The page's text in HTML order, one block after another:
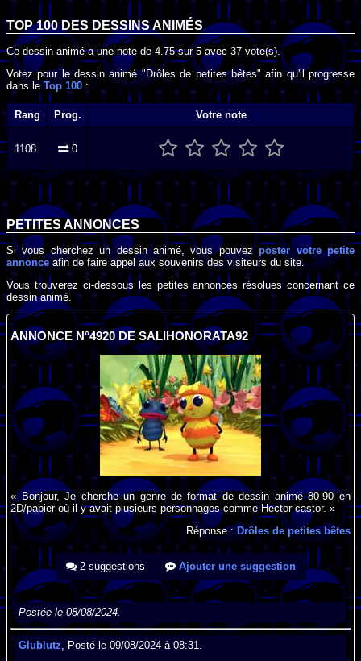
TOP 100 DESDESSINS ANIMÉS
Ce dessin animé a une note de4.75sur5 avec 37vote(s).
Votez pour le dessin animé "Drôles de petites bêtes" afin qu'il progresse
dans leTop 100 :
Rang Prog. Votre note
1108. 0
PETITES ANNONCES
Si vous cherchez un dessin animé, vous pouvezposter votre petite
annonceafin de faire appel aux souvenirs des visiteurs du site.
Vous trouverez ci-dessous les petites annonces résolues concernant ce
dessin animé.
ANNONCE N°4920 DE SALIHONORATA92
« Bonjour, Je cherche un genre de format de dessin animé 80-90 en
2D/papier où il y avait plusieurs personnages comme Hector castor. »
Réponse :Drôles de petites bêtes
2 suggestions Ajouter une suggestion
Postée le 08/08/2024.
Glublutz , Posté le 09/08/2024 à 08:31.